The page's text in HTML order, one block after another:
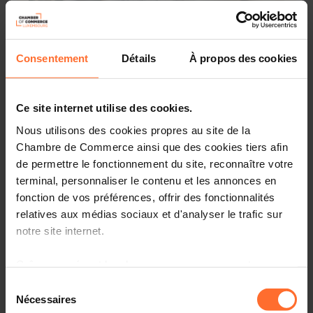
Consentement Détails À propos des cookies
Ce site internet utilise des cookies.
Nous utilisons des cookies propres au site de la
Chambre de Commerce ainsi que des cookies tiers afin
de permettre le fonctionnement du site, reconnaître votre
terminal, personnaliser le contenu et les annonces en
fonction de vos préférences, offrir des fonctionnalités
relatives aux médias sociaux et d'analyser le trafic sur
notre site internet.
à l’exception des cookies strictement nécessaires au
Nécessaires
Englisch Online Workshop